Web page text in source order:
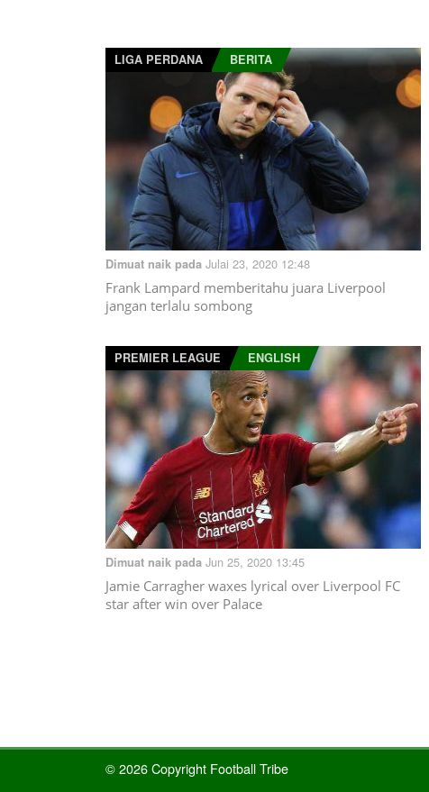
LIGA PERDANA BERITA
Dimuat naik pada Julai 23, 2020 12:48
Frank Lampard memberitahu juara Liverpool
jangan terlalu sombong
PREMIER LEAGUE ENGLISH
Dimuat naik pada Jun 25, 2020 13:45
Jamie Carragher waxes lyrical over Liverpool FC
star after win over Palace
© 2026 Copyright Football Tribe